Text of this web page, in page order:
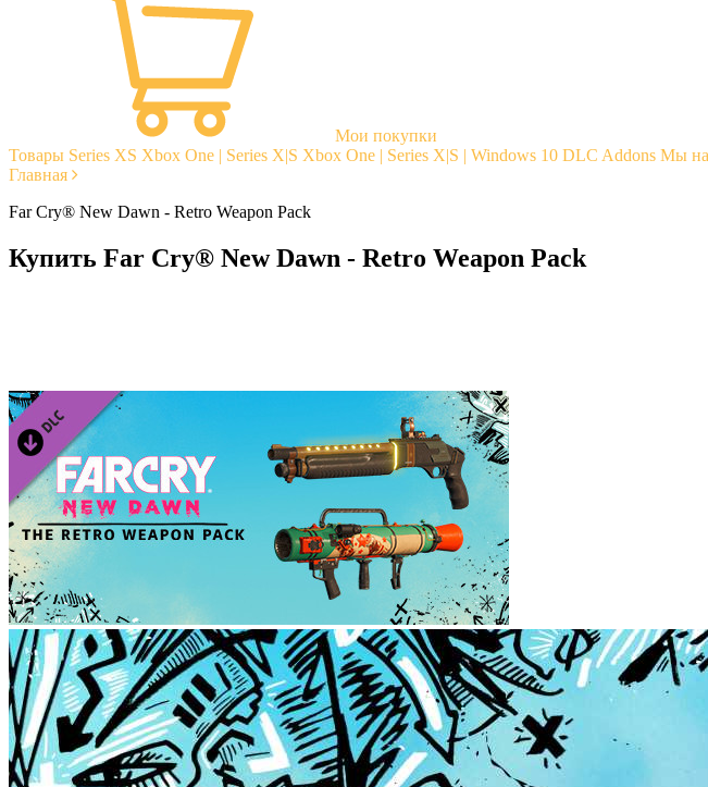
Мои покупки
Товары Series XS Xbox One | Series X|S Xbox One | Series X|S | Windows 10 DLC Addons Мы на
Главная
Far Cry® New Dawn - Retro Weapon Pack
Купить Far Cry® New Dawn - Retro Weapon Pack